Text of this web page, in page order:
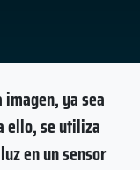
ya sea
ello, se utiliza
en un sensor